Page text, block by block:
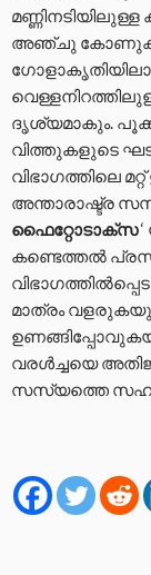
അഞ്ചു
ദൃശ്യമാകും.
വിത്തുകളുടെ
വിഭാഗത്തിലെ
അന്താരാഷ്ട്ര
ഫൈറ്റോടാക്സ
കണ്ടെത്തൽ
മാത്രം
വരൾച്ചയെ
സസ്യത്തെ